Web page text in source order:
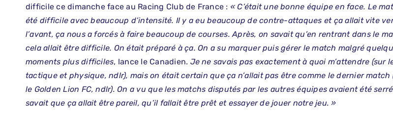
difficile ce dimanche face au Racing Club de France : « C’était une bonne équipe en face. Le
été difficile avec beaucoup d’intensité. Il y a eu beaucoup de contre-attaques et ça allait vite
l’avant, ça nous a forcés à faire beaucoup de courses. Après, on savait qu’en rentrant dans le
cela allait être difficile. On était préparé à ça. On a su marquer puis gérer le match malgré
moments plus difficiles, lance le Canadien. Je ne savais pas exactement à quoi m’attendre (sur
tactique et physique, ndlr), mais on était certain que ça n’allait pas être comme le dernier match
le Golden Lion FC, ndlr). On a vu que les matchs disputés par les autres équipes avaient été
savait que ça allait être pareil, qu’il fallait être prêt et essayer de jouer notre jeu. »